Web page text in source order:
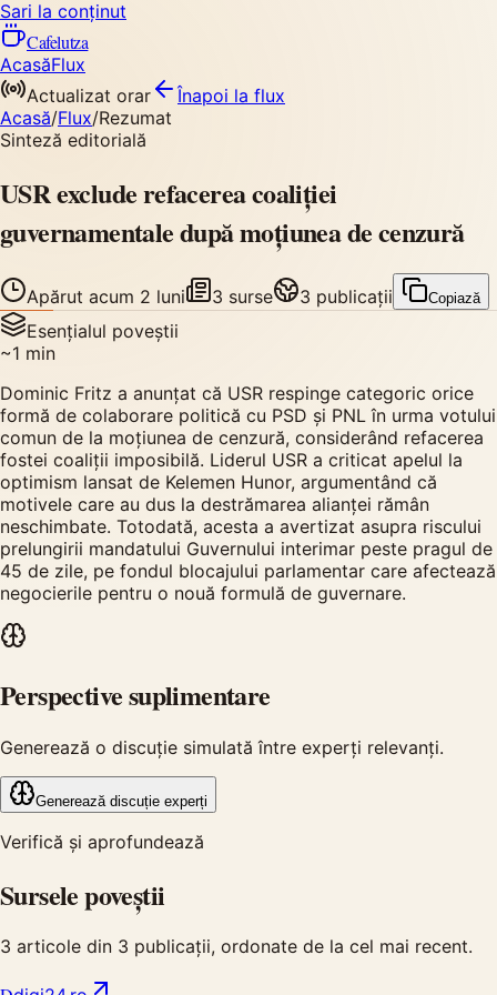
Sari la conținut
Cafelutza
AcasăFlux
Actualizat orar
Înapoi la flux
Acasă/Flux/Rezumat
Sinteză editorială
USR exclude refacerea coaliției
guvernamentale după moțiunea de cenzură
Apărut acum 2 luni 3 surse 3 publicații Copiază
Esențialul poveștii
~1 min
Dominic Fritz a anunțat că USR respinge categoric orice
formă de colaborare politică cu PSD și PNL în urma votului
comun de la moțiunea de cenzură, considerând refacerea
fostei coaliții imposibilă. Liderul USR a criticat apelul la
optimism lansat de Kelemen Hunor, argumentând că
motivele care au dus la destrămarea alianței rămân
neschimbate. Totodată, acesta a avertizat asupra riscului
prelungirii mandatului Guvernului interimar peste pragul de
45 de zile, pe fondul blocajului parlamentar care afectează
negocierile pentru o nouă formulă de guvernare.
Perspective suplimentare
Generează o discuție simulată între experți relevanți.
Generează discuție experți
Verifică și aprofundează
Sursele poveștii
3 articole din 3 publicații, ordonate de la cel mai recent.